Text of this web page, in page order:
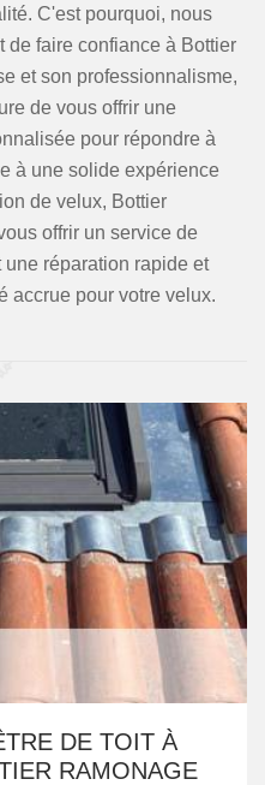
C'est pourquoi, nous
de faire confiance à Bottier
et son professionnalisme,
de vous offrir une
pour répondre à
à une solide expérience
de velux, Bottier
offrir un service de
réparation rapide et
accrue pour votre velux.
DE TOIT À
RAMONAGE